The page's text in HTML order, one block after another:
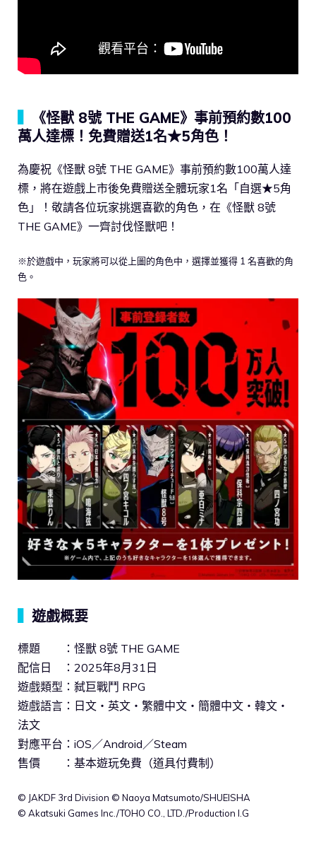
《怪獸 8號 THE GAME》事前預約數100
萬人達標！免費贈送1名★5角色！
為慶祝《怪獸 8號 THE GAME》事前預約數100萬人達
標，將在遊戲上市後免費贈送全體玩家1名「自選★5角
色」！敬請各位玩家挑選喜歡的角色，在《怪獸 8號
THE GAME》一齊討伐怪獸吧！
※於遊戲中，玩家將可以從上圖的角色中，選擇並獲得 1 名喜歡的角
色。
遊戲概要
標題 ：怪獸 8號 THE GAME
配信日 ：2025年8月31日
遊戲類型：弑巨戰鬥 RPG
遊戲語言：日文・英文・繁體中文・簡體中文・韓文・
法文
對應平台：iOS／Android／Steam
售價 ：基本遊玩免費（道具付費制）
© JAKDF 3rd Division © Naoya Matsumoto/SHUEISHA
© Akatsuki Games Inc./TOHO CO., LTD./Production I.G